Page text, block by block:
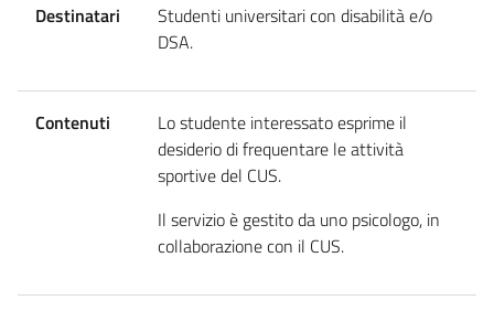
Destinatari
Studenti universitari con disabilità e/o
DSA.
Contenuti
Lo studente interessato esprime il
desiderio di frequentare le attività
sportive del CUS.
Il servizio è gestito da uno psicologo, in
collaborazione con il CUS.